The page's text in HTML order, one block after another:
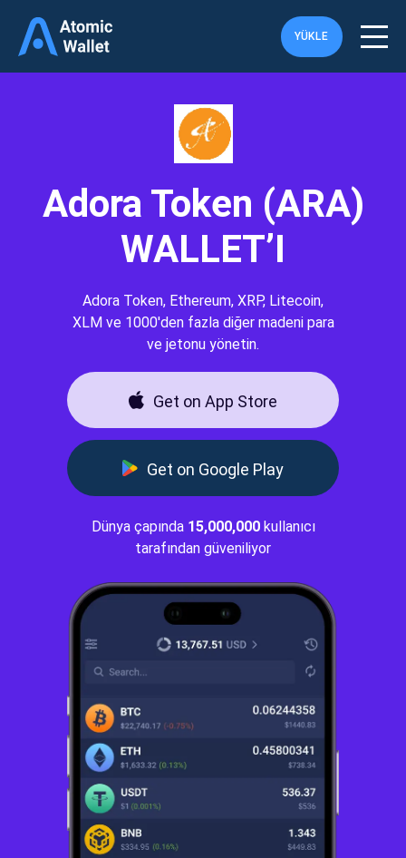
YÜKLE
Adora Token (ARA)
WALLET’I
Adora Token, Ethereum, XRP, Litecoin,
XLM ve 1000'den fazla diğer madeni para
ve jetonu yönetin.
Get on App Store
Get on Google Play
Dünya çapında 15,000,000kullanıcı
tarafından güveniliyor